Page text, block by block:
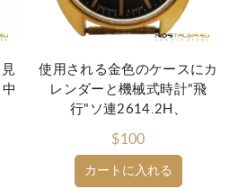
カートに入れる
使用される金色のケースにカ
レンダーと機械式時計"飛
行"ソ連2614.2H、
$100